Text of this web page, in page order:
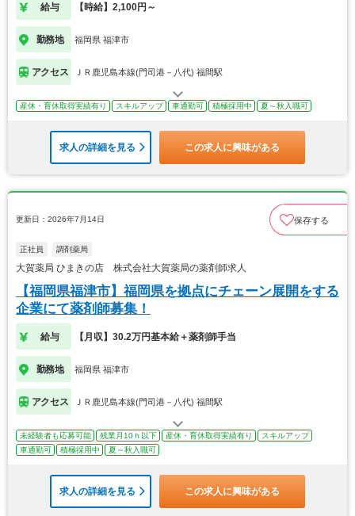
給与 【時給】2,100円～
勤務地 福岡県 福津市
アクセス ＪＲ鹿児島本線(門司港－八代) 福間駅
産休・育休取得実績有り スキルアップ 車通勤可 積極採用中 夏～秋入職可
求人の詳細を見る この求人に興味がある
更新日：2026年7月14日 保存する
正社員 調剤薬局
大賀薬局 ひまきの店 株式会社大賀薬局の薬剤師求人
【福岡県福津市】福岡県を拠点にチェーン展開をする
企業にて薬剤師募集！
給与 【月収】30.2万円基本給＋薬剤師手当
勤務地 福岡県 福津市
アクセス ＪＲ鹿児島本線(門司港－八代) 福間駅
未経験者も応募可能 残業月10ｈ以下 産休・育休取得実績有り
スキルアップ
車通勤可
積極採用中 夏～秋入職可
求人の詳細を見る この求人に興味がある